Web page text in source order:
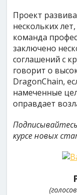
Проект
нескольких
команда
заключено
соглашений с
говорит о
DragonChain,
намеченные
оправдает
курсе новых